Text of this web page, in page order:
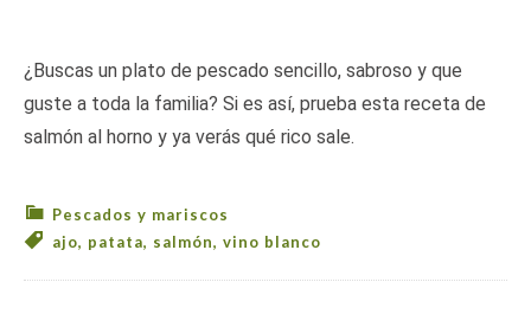
¿Buscas un plato de pescado sencillo, sabroso y que
guste a toda la familia? Si es así, prueba esta receta de
salmón al horno y ya verás qué rico sale.
Pescados y mariscos
ajo, patata, salmón, vino blanco